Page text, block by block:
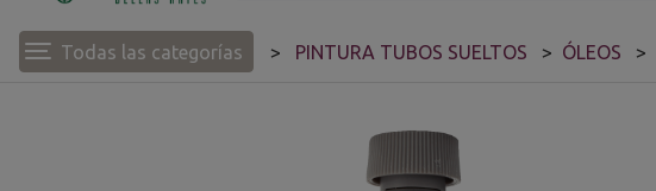
Todas las categorías PINTURA TUBOS SUELTOS ÓLEOS